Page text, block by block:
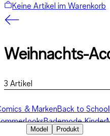
Keine Artikel im Warenkorb
Weihnachts-
3 Artikel
& MarkenBack to School
Bademode Kinder
Festliche Kindermode
Model
Produkt